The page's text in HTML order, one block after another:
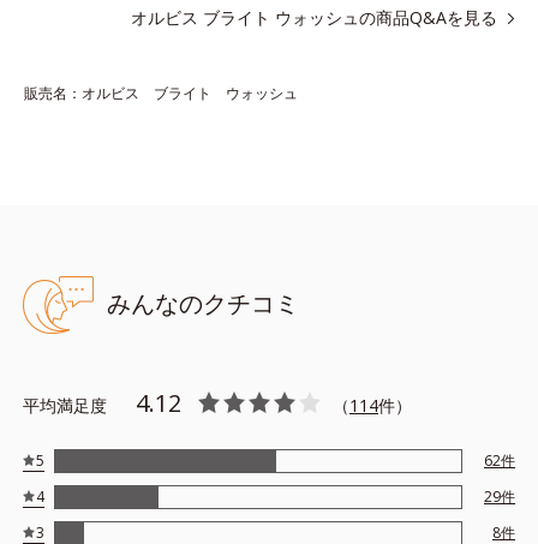
めらかさやみずみずしさをサポートするために、肌荒れ防止有効
を生かして澄み渡る、輝き透明肌を叶えます。
*2 日本化粧品業界で初めてメラニンの第三のルートに着目し、
日本放射線影響学会第53回大会で2010年10月に初めて発表した
*4 うるおいによる
*6 シミ・ソバカスが肌表面にあらわれること
*7 L-アスコルビン酸 2-グルコシド
*8 L-アスコルビン酸 2-グルコシド、パウダルコ樹皮エキス、油
オルビス ブライト ウォッシュの商品Q&Aを見る
販売名：オルビス ブライト ウォッシュ
みんなのクチコミ
平均満足度 4.12 （114件）
5 62件
4
29件
3
8件